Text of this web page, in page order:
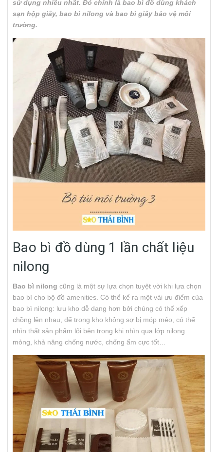
sử dụng nhiều nhất. Đó chính là bao bì đồ dùng khách
sạn hộp giấy, bao bì nilong và bao bì giấy bảo vệ môi
trường.
Bao bì đồ dùng 1 lần chất liệu
nilong
Bao bì nilong cũng là một sự lựa chọn tuyệt vời khi lựa chọn
bao bì cho bộ đồ amenities. Có thể kể ra một vài ưu điểm của
bao bì nilong: lưu kho dễ dang hơn bởi chúng có thể xếp
chồng lên nhau, để trong kho không sợ bị móp méo, có thể
nhìn thất sản phẩm lõi bên trong khi nhìn qua lớp nilong
mỏng, khả năng chống nước, chống ẩm cực tốt…